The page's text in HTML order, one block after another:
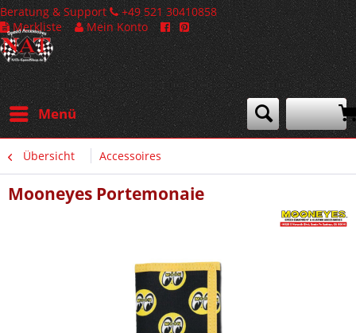
Beratung & Support
+49 521 30410858
Merkliste
Mein Konto
Menü
Übersicht Accessoires
Mooneyes Portemonaie